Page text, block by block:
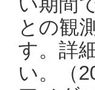
との観
す。詳
い。（